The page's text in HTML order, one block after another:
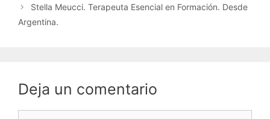
Stella Meucci. Terapeuta Esencial en Formación. Desde
Argentina.
Deja un comentario